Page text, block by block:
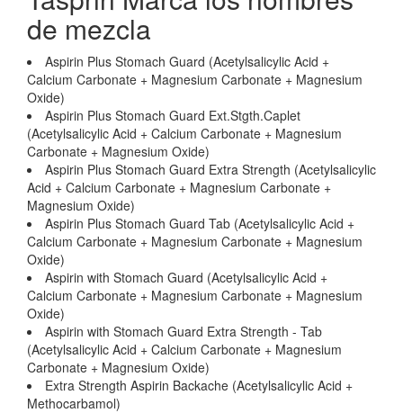
de mezcla
Aspirin Plus Stomach Guard (Acetylsalicylic Acid +
Calcium Carbonate + Magnesium Carbonate + Magnesium
Oxide)
Aspirin Plus Stomach Guard Ext.Stgth.Caplet
(Acetylsalicylic Acid + Calcium Carbonate + Magnesium
Carbonate + Magnesium Oxide)
Aspirin Plus Stomach Guard Extra Strength (Acetylsalicylic
Acid + Calcium Carbonate + Magnesium Carbonate +
Magnesium Oxide)
Aspirin Plus Stomach Guard Tab (Acetylsalicylic Acid +
Calcium Carbonate + Magnesium Carbonate + Magnesium
Oxide)
Aspirin with Stomach Guard (Acetylsalicylic Acid +
Calcium Carbonate + Magnesium Carbonate + Magnesium
Oxide)
Aspirin with Stomach Guard Extra Strength - Tab
(Acetylsalicylic Acid + Calcium Carbonate + Magnesium
Carbonate + Magnesium Oxide)
Extra Strength Aspirin Backache (Acetylsalicylic Acid +
Methocarbamol)